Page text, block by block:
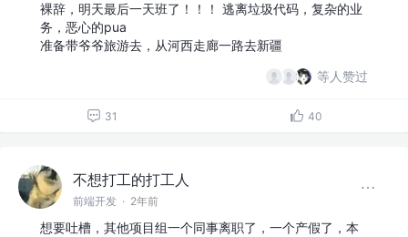
裸辞，明天最后一天班了！！！ 逃离垃圾代码，复杂的业
务，恶心的pua
准备带爷爷旅游去，从河西走廊一路去新疆
等人赞过
31 40
不想打工的打工人
前端开发 · 2年前
想要吐槽，其他项目组一个同事离职了，一个产假了，本